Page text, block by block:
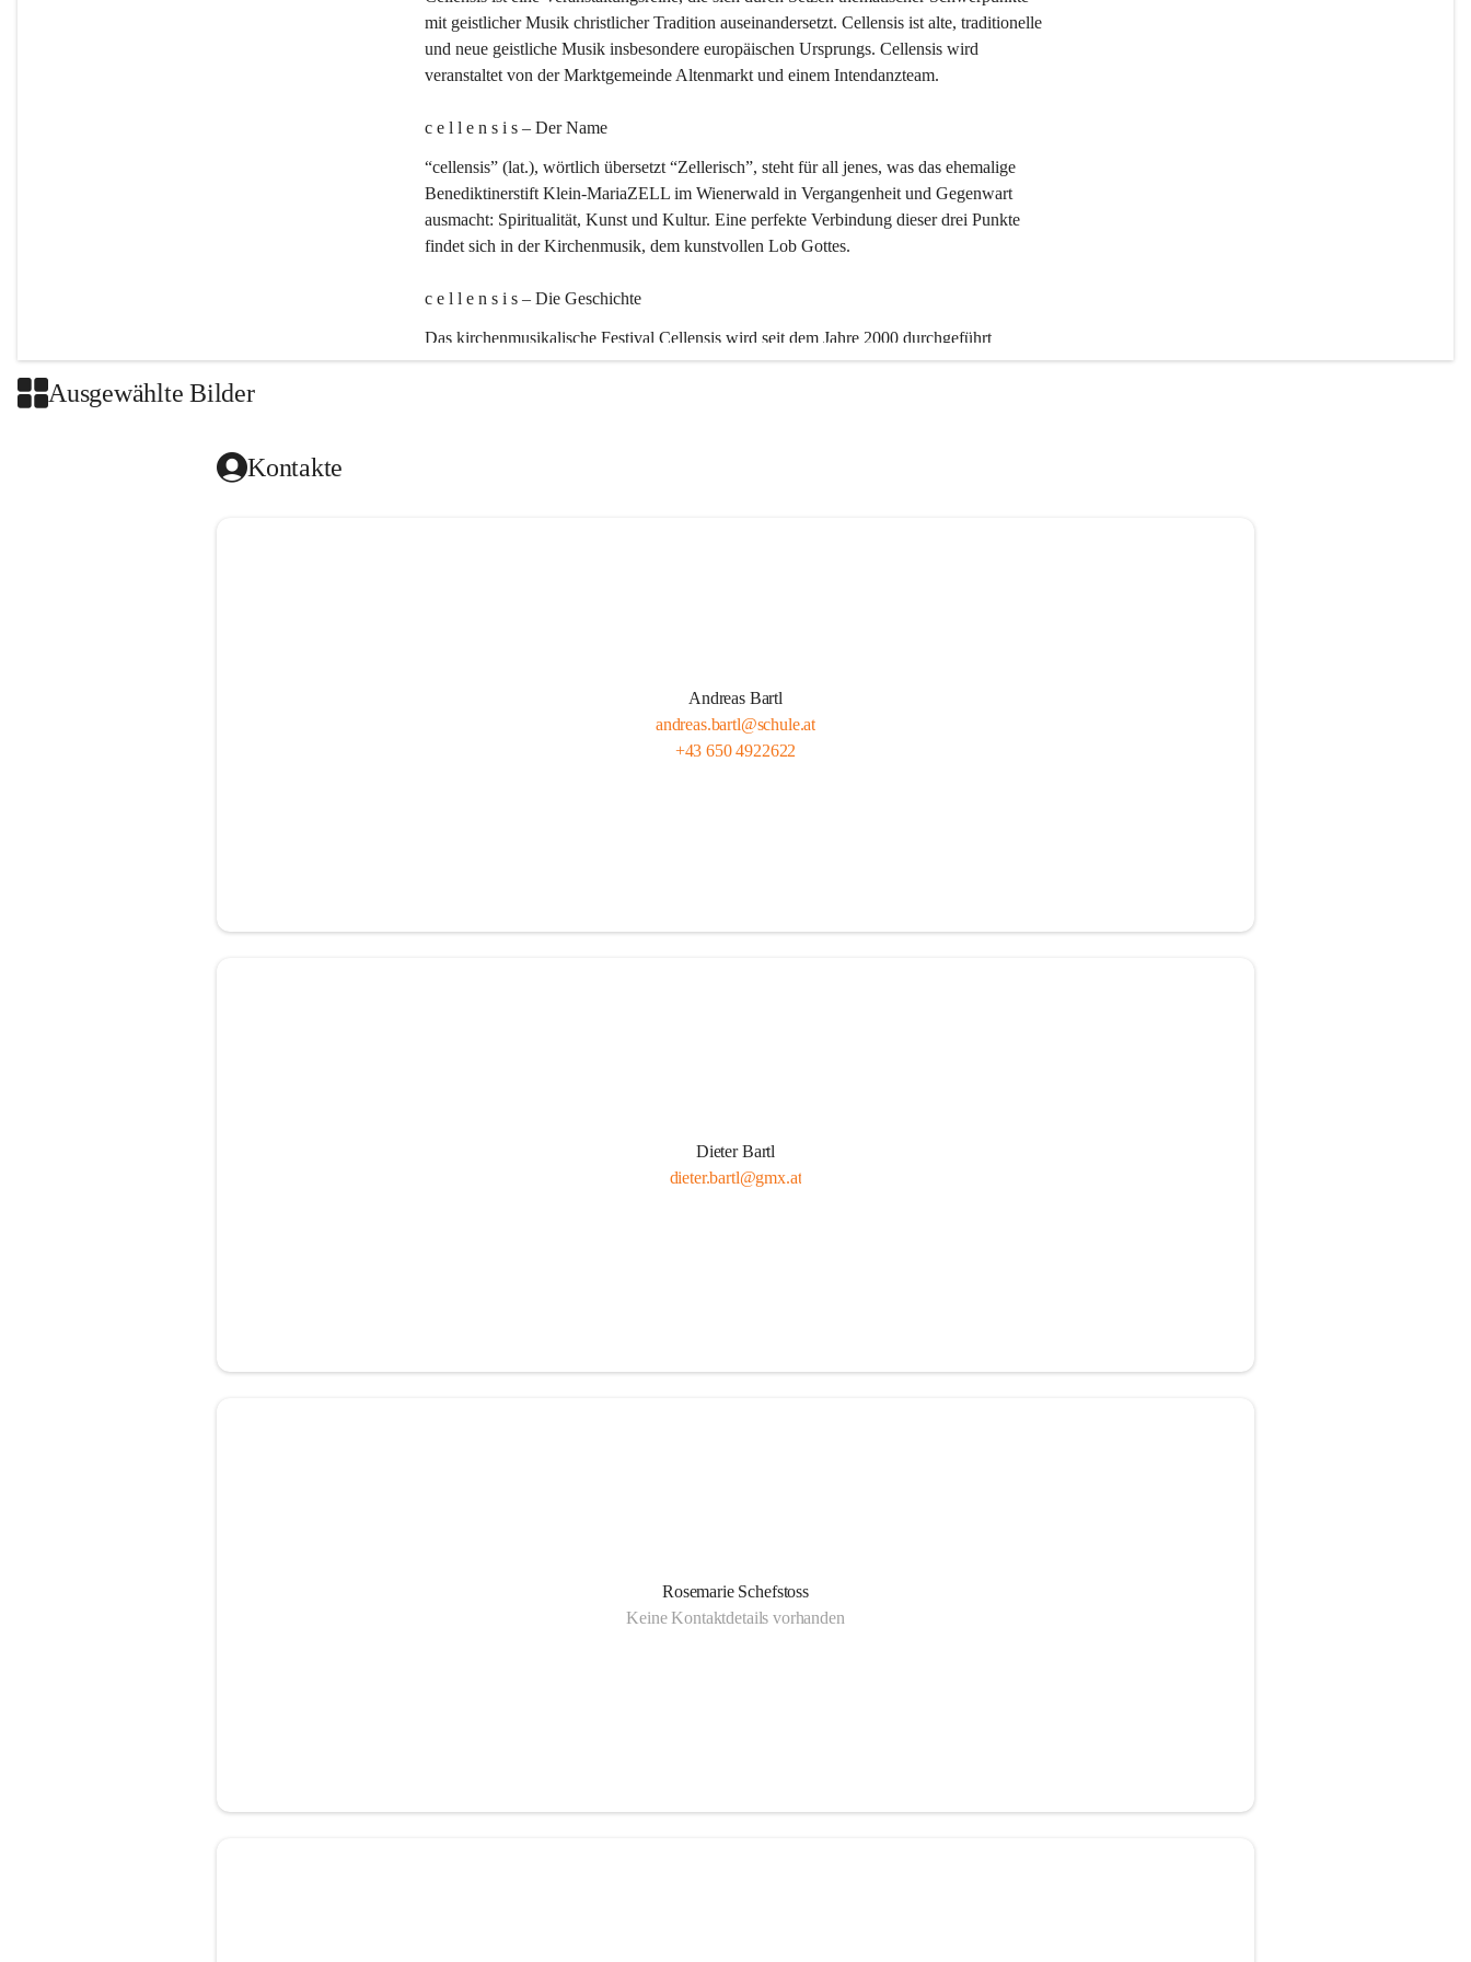
mit geistlicher Musik christlicher Tradition auseinandersetzt. Cellensis ist alte, traditionelle
und neue geistliche Musik insbesondere europäischen Ursprungs. Cellensis wird
veranstaltet von der Marktgemeinde Altenmarkt und einem Intendanzteam.
c e l l e n s i s – Der Name
“cellensis” (lat.), wörtlich übersetzt “Zellerisch”, steht für all jenes, was das ehemalige
Benediktinerstift Klein-MariaZELL im Wienerwald in Vergangenheit und Gegenwart
ausmacht: Spiritualität, Kunst und Kultur. Eine perfekte Verbindung dieser drei Punkte
findet sich in der Kirchenmusik, dem kunstvollen Lob Gottes.
c e l l e n s i s – Die Geschichte
Das kirchenmusikalische Festival Cellensis wird seit dem Jahre 2000 durchgeführt
Ausgewählte Bilder
Kontakte
Andreas Bartl
andreas.bartl@schule.at
+43 650 4922622
Dieter Bartl
dieter.bartl@gmx.at
Rosemarie Schefstoss
Keine Kontaktdetails vorhanden